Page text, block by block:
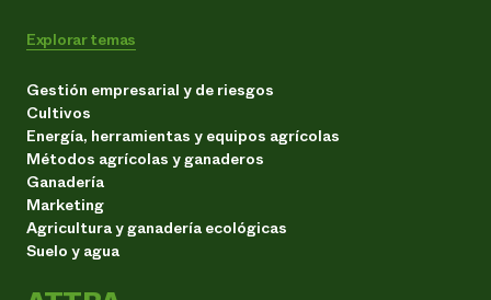
Explorar temas
Gestión empresarial y de riesgos
Cultivos
Energía, herramientas y equipos agrícolas
Métodos agrícolas y ganaderos
Ganadería
Marketing
Agricultura y ganadería ecológicas
Suelo y agua